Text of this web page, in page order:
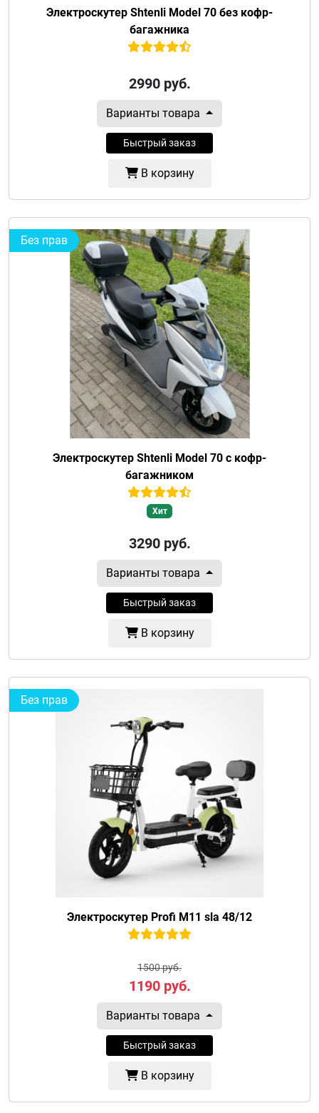
Электроскутер Shtenli Model 70 без кофр-
багажника
2990руб.
Варианты товара
Быстрый заказ
В корзину
Без прав
Электроскутер Shtenli Model 70 с кофр-
багажником
Хит
3290руб.
Варианты товара
Быстрый заказ
В корзину
Без прав
Электроскутер Profi M11 sla 48/12
1500 руб.
1190руб.
Варианты товара
Быстрый заказ
В корзину